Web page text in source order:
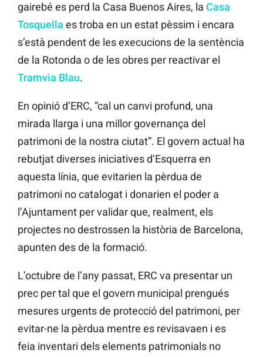
gairebé es perd la Casa Buenos Aires, la Casa
Tosquella es troba en un estat pèssim i encara
s’està pendent de les execucions de la sentència
de la Rotonda o de les obres per reactivar el
Tramvia Blau.
En opinió d’ERC, “cal un canvi profund, una
mirada llarga i una millor governança del
patrimoni de la nostra ciutat”. El govern actual ha
rebutjat diverses iniciatives d’Esquerra en
aquesta línia, que evitarien la pèrdua de
patrimoni no catalogat i donarien el poder a
l’Ajuntament per validar que, realment, els
projectes no destrossen la història de Barcelona,
apunten des de la formació.
L’octubre de l’any passat, ERC va presentar un
prec per tal que el govern municipal prengués
mesures urgents de protecció del patrimoni, per
evitar-ne la pèrdua mentre es revisavaen i es
feia inventari dels elements patrimonials no